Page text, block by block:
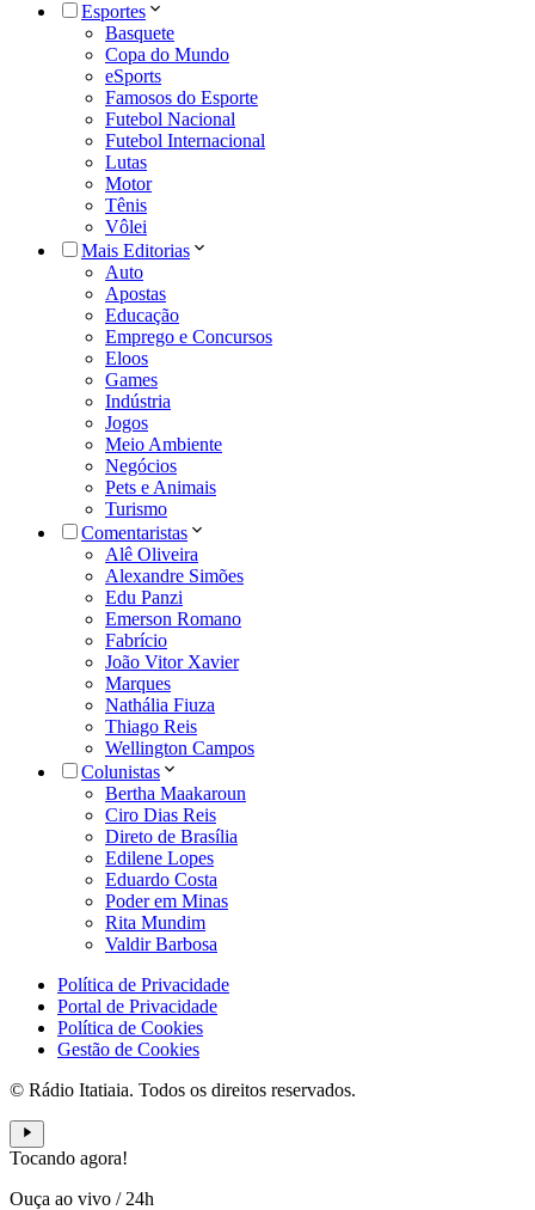
Esportes
Basquete
Copa do Mundo
eSports
Famosos do Esporte
Futebol Nacional
Futebol Internacional
Lutas
Motor
Tênis
Vôlei
Mais Editorias
Auto
Apostas
Educação
Emprego e Concursos
Eloos
Games
Indústria
Jogos
Meio Ambiente
Negócios
Pets e Animais
Turismo
Comentaristas
Alê Oliveira
Alexandre Simões
Edu Panzi
Emerson Romano
Fabrício
João Vitor Xavier
Marques
Nathália Fiuza
Thiago Reis
Wellington Campos
Colunistas
Bertha Maakaroun
Ciro Dias Reis
Direto de Brasília
Edilene Lopes
Eduardo Costa
Poder em Minas
Rita Mundim
Valdir Barbosa
Política de Privacidade
Portal de Privacidade
Política de Cookies
Gestão de Cookies
© Rádio Itatiaia. Todos os direitos reservados.
Tocando agora!
Ouça ao vivo / 24h